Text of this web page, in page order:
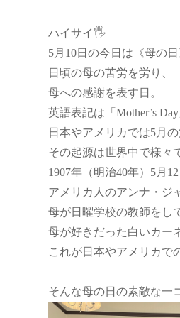
ハイサイ🖐️
5月10日の今日は《母の
日頃の母の苦労を労り、
母への感謝を表す日。
英語表記は「Mother’s Day
日本やアメリカでは5月
その起源は世界中で様々
1907年（明治40年）5月12
アメリカ人のアンナ・ジ
母が日曜学校の教師をし
母が好きだった白いカー
これが日本やアメリカで
そんな母の日の素敵な一